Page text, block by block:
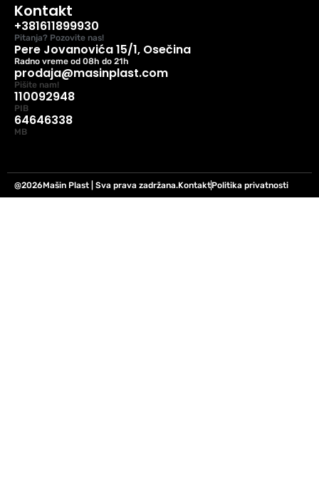
Kontakt
+381611899930
Pitanja? Pozovite nas!
Pere Jovanovića 15/1, Osečina
Radno vreme od 08h do 21h
prodaja@masinplast.com
Pišite nam!
110092948
PIB
64646338
MB
@2026Mašin Plast | Sva prava zadržana.KontaktPolitika privatnosti